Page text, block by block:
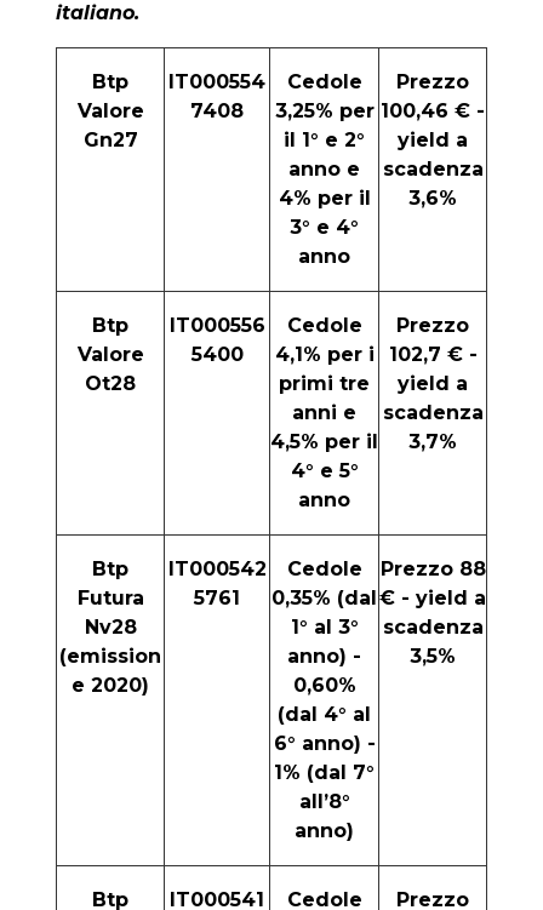
italiano.
Btp
Valore
Gn27
IT000554
7408
Cedole
3,25% per
il 1° e 2°
anno e
4% per il
3° e 4°
anno
Prezzo
100,46 € -
yield a
scadenza
3,6%
Btp
Valore
Ot28
IT000556
5400
Cedole
4,1% per i
primi tre
anni e
4,5% per il
4° e 5°
anno
Prezzo
102,7 € -
yield a
scadenza
3,7%
Btp
Futura
Nv28
(emission
e 2020)
IT000542
5761
Cedole
0,35% (dal
1° al 3°
anno) -
0,60%
(dal 4° al
6° anno) -
1% (dal 7°
all’8°
anno)
Prezzo 88
€ - yield a
scadenza
3,5%
Btp IT000541 Cedole Prezzo